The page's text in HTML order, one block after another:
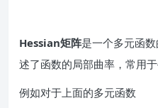
Hessian矩阵是一个多元函
述了函数的局部曲率，常用
例如对于上面的多元函数